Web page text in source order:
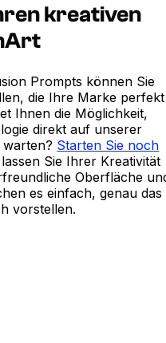
kreativen
Prompts können Sie
die Ihre Marke perfekt
Ihnen die Möglichkeit,
direkt auf unserer
Starten Sie noch
Sie Ihrer Kreativität
Oberfläche
es einfach, genau das
vorstellen.